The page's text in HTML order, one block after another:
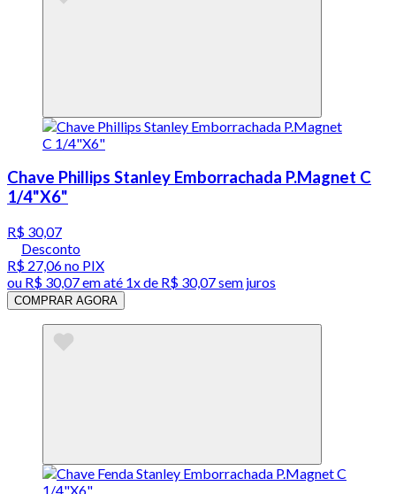
Chave Phillips Stanley Emborrachada P.Magnet C
1/4"X6"
R$ 30,07
Desconto
R$ 27,06no PIX
ou R$ 30,07em até 1x de R$ 30,07sem juros
COMPRAR AGORA